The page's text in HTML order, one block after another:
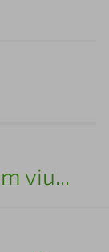
viu...